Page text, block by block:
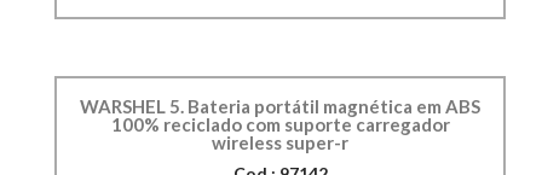
WARSHEL 5. Bateria portátil magnética em ABS
100% reciclado com suporte carregador
wireless super-r